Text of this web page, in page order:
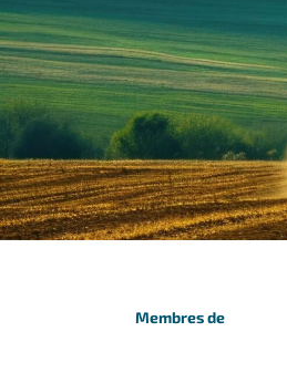
Membres de